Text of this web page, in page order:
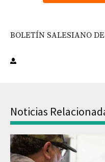
BOLETÍN SALESIANO
Noticias